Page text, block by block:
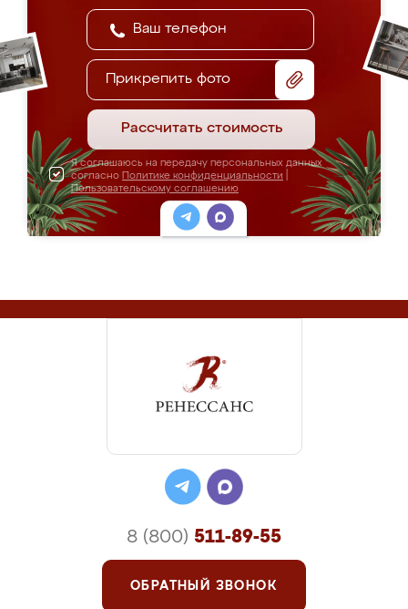
Прикрепить фото
Рассчитать стоимость
Я соглашаюсь на передачу персональных данных
согласно Политике конфиденциальности
Пользовательскому соглашению
8 (800) 511-89-55
ОБРАТНЫЙ ЗВОНОК